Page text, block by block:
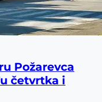
Požarevca
četvrtka i